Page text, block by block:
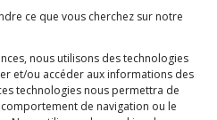
ce que vous cherchez sur notre
nous utilisons des technologies
et/ou accéder aux informations des
technologies nous permettra de
de navigation ou le
propos qui suivent :
Général ANSM) : « il